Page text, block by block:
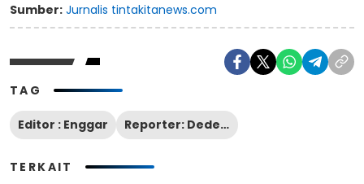
Sumber: Jurnalis tintakitanews.com
TAG
Editor : Enggar Reporter: Dede Sutisna
TERKAIT